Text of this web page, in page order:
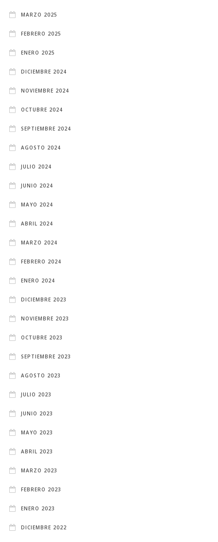
MARZO 2025
FEBRERO 2025
ENERO 2025
DICIEMBRE 2024
NOVIEMBRE 2024
OCTUBRE 2024
SEPTIEMBRE 2024
AGOSTO 2024
JULIO 2024
JUNIO 2024
MAYO 2024
ABRIL 2024
MARZO 2024
FEBRERO 2024
ENERO 2024
DICIEMBRE 2023
NOVIEMBRE 2023
OCTUBRE 2023
SEPTIEMBRE 2023
AGOSTO 2023
JULIO 2023
JUNIO 2023
MAYO 2023
ABRIL 2023
MARZO 2023
FEBRERO 2023
ENERO 2023
DICIEMBRE 2022